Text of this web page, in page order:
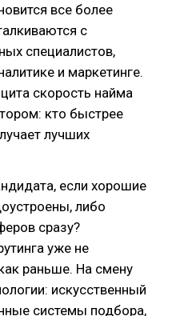
все более
с
специалистов,
и маркетинге.
скорость найма
кто быстрее
лучших
если хорошие
либо
сразу?
уже не
раньше. На смену
искусственный
системы подбора,